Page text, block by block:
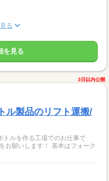
る
を見る
3日以内公開
ル製品のリフト運搬/
トルを作る工場でのお仕事で
お願いします！ 基本はフォーク